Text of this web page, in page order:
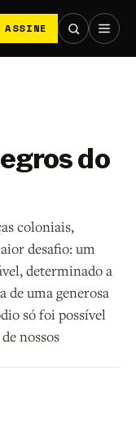
ASSINE
do
coloniais,
desafio: um
determinado a
de uma generosa
só foi possível
nossos